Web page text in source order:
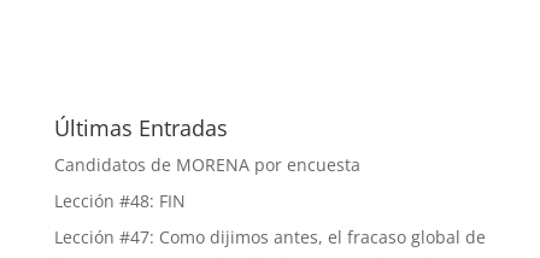
Últimas Entradas
Candidatos de MORENA por encuesta
Lección #48: FIN
Lección #47: Como dijimos antes, el fracaso global de